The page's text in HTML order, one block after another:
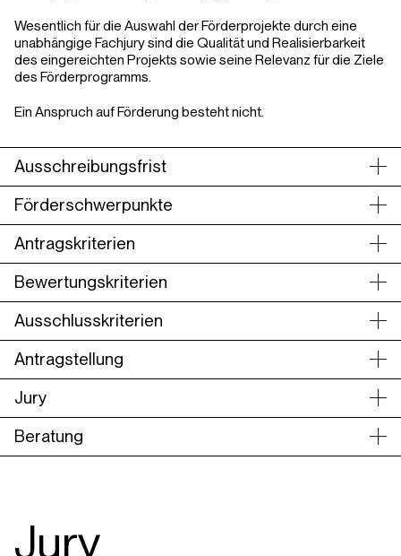
Wesentlich für die Auswahl der Förderprojekte durch eine
unabhängige Fachjury sind die Qualität und Realisierbarkeit
des eingereichten Projekts sowie seine Relevanz für die Ziele
des Förderprogramms.
Ein Anspruch auf Förderung besteht nicht.
Ausschreibungsfrist
Förderschwerpunkte
Antragskriterien
Bewertungskriterien
Ausschlusskriterien
Antragstellung
Jury
Beratung
Jury